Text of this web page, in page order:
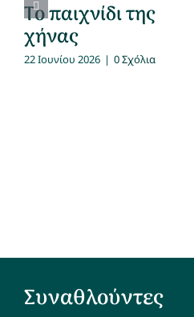
Το παιχνίδι της
χήνας
22 Ιουνίου 2026 | 0 Σχόλια
Συναθλούντες